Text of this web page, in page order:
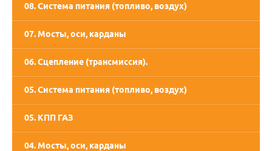
08. Система питания (топливо, воздух)
07. Мосты, оси, карданы
06. Сцепление (трансмиссия).
05. Система питания (топливо, воздух)
05. КПП ГАЗ
05. КПП СААЗ
04. Мосты, оси, карданы